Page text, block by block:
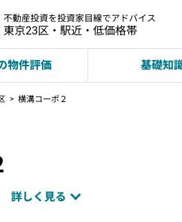
不動産投資を投資家目線でアドバイス
東京23区・駅近・低価格帯
物件評価 基礎知
横溝コーポ２
詳しく見る